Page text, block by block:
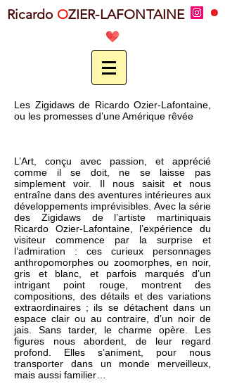
Ricardo OZIER-LAFONTAINE
Les Zigidaws de Ricardo Ozier-Lafontaine,
ou les promesses d’une Amérique rêvée
L’Art, conçu avec passion, et apprécié
comme il se doit, ne se laisse pas
simplement voir. Il nous saisit et nous
entraîne dans des aventures intérieures aux
développements imprévisibles. Avec la série
des Zigidaws de l’artiste martiniquais
Ricardo Ozier-Lafontaine, l’expérience du
visiteur commence par la surprise et
l’admiration : ces curieux personnages
anthropomorphes ou zoomorphes, en noir,
gris et blanc, et parfois marqués d’un
intrigant point rouge, montrent des
compositions, des détails et des variations
extraordinaires ; ils se détachent dans un
espace clair ou au contraire, d’un noir de
jais. Sans tarder, le charme opère. Les
figures nous abordent, de leur regard
profond. Elles s’animent, pour nous
transporter dans un monde merveilleux,
mais aussi familier…